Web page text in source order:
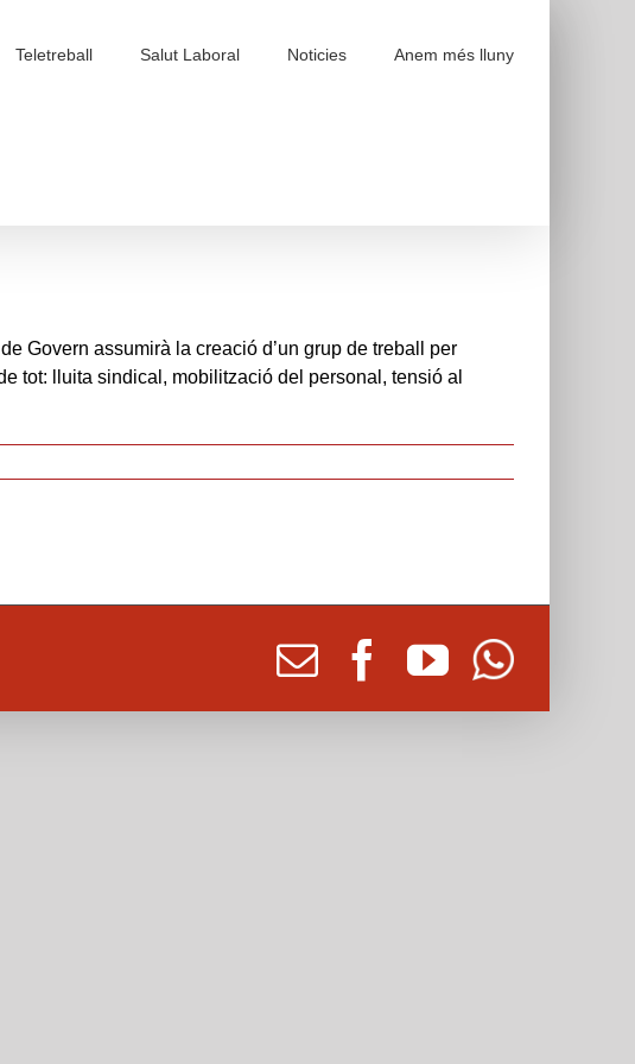
Teletreball Salut Laboral Noticies Anem més lluny
Govern assumirà la creació d’un grup de treball per
tot: lluita sindical, mobilització del personal, tensió al
Emailfacebook
youtube